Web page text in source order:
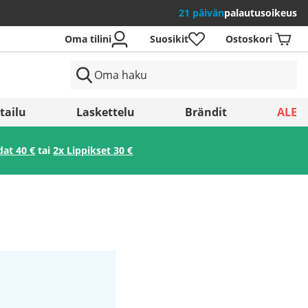
21 päivänpalautusoikeus
Tallenna
Oma tilini Suosikit Ostoskori
Laskettelu Brändit ALE
40 € tai2x Lippikset 30 €